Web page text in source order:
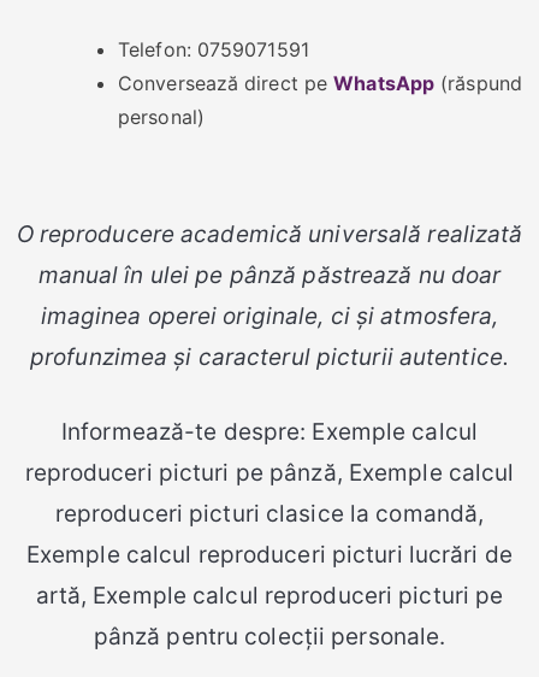
Telefon: 0759071591
Conversează direct peWhatsApp (răspund
personal)
O reproducere academică universală realizată
manual în ulei pe pânză păstrează nu doar
imaginea operei originale, ci și atmosfera,
profunzimea și caracterul picturii autentice.
Informează-te despre: Exemple calcul
reproduceri picturi pe pânză, Exemple calcul
reproduceri picturi clasice la comandă,
Exemple calcul reproduceri picturi lucrări de
artă, Exemple calcul reproduceri picturi pe
pânză pentru colecții personale.